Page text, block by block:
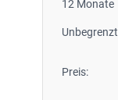
12 Monate
Unbegrenzt
Preis: